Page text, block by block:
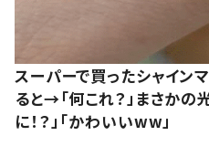
スーパーで買ったシャイン
ると→「何これ？」まさかの
に！？」「かわいいww」